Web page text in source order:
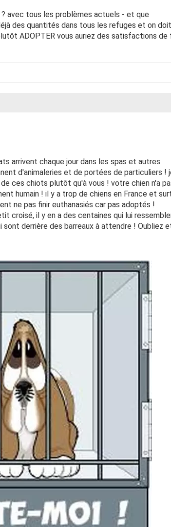
avec tous les problèmes actuels - et que
des quantités dans tous les refuges et on doit
ADOPTER vous auriez des satisfactions de
arrivent chaque jour dans les spas et autres
d'animaleries et de portées de particuliers !
ces chiots plutôt qu'à vous ! votre chien n'a
humain ! il y a trop de chiens en France et
ne pas finir euthanasiés car pas adoptés !
croisé, il y en a des centaines qui lui
sont derrière des barreaux à attendre ! Oubliez